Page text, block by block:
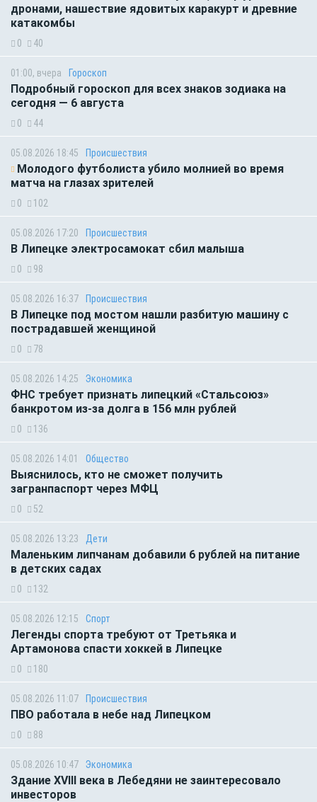
дронами, нашествие ядовитых каракурт и древние
катакомбы
0 40
01:00, вчера Гороскоп
Подробный гороскоп для всех знаков зодиака на
сегодня — 6 августа
0 44
05.08.2026 18:45 Происшествия
Молодого футболиста убило молнией во время
матча на глазах зрителей
0 102
05.08.2026 17:20 Происшествия
В Липецке электросамокат сбил малыша
0 98
05.08.2026 16:37 Происшествия
В Липецке под мостом нашли разбитую машину с
пострадавшей женщиной
0 78
05.08.2026 14:25 Экономика
ФНС требует признать липецкий «Стальсоюз»
банкротом из-за долга в 156 млн рублей
0 136
05.08.2026 14:01 Общество
Выяснилось, кто не сможет получить
загранпаспорт через МФЦ
0 52
05.08.2026 13:23 Дети
Маленьким липчанам добавили 6 рублей на питание
в детских садах
0 132
05.08.2026 12:15 Спорт
Легенды спорта требуют от Третьяка и
Артамонова спасти хоккей в Липецке
0 180
05.08.2026 11:07 Происшествия
ПВО работала в небе над Липецком
0 88
05.08.2026 10:47 Экономика
Здание XVIII века в Лебедяни не заинтересовало
инвесторов